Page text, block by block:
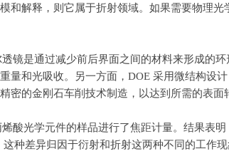
和解释，则它属于折射领域。如果需要物理光
镜是通过减少前后界面之间的材料来形成的
量和光吸收。另一方面， DOE 采用微结构设
密的金刚石车削技术制造，以达到所需的表面
酸光学元件的样品进行了焦距计量。结果表
种差异归因于衍射和折射这两种不同的工作现